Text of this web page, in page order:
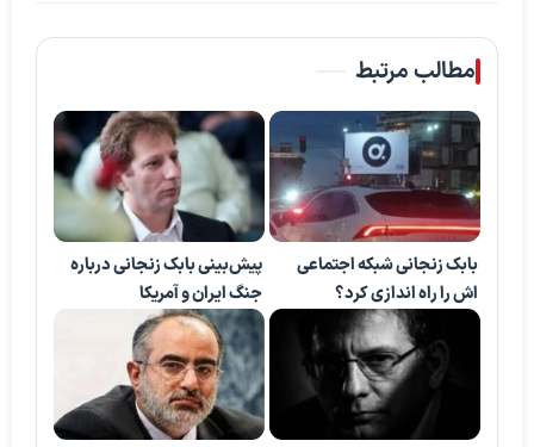
مطالب مرتبط
بابک زنجانی شبکه اجتماعی
اش را راه اندازی کرد؟
پیش‌بینی بابک زنجانی‌ درباره
جنگ‌ ایران و آمریکا